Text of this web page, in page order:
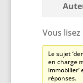
Vous
Le sujet
en charge
réponses.